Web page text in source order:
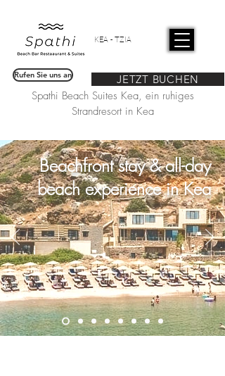
Rufen Sie uns an JETZT BUCHEN
KEA - TZIA
Spathi Beach Suites Kea, ein ruhiges
Strandresort in Kea
Beachfront stay & all-day
beach experience in Kea